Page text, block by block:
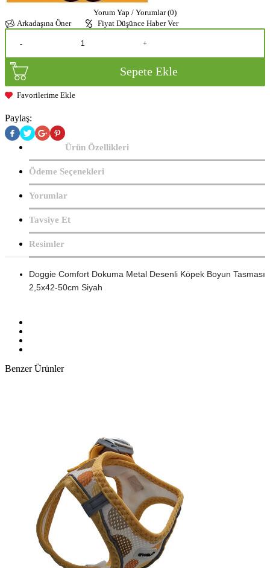
Yorum Yap / Yorumlar (0)
Arkadaşına Öner
Fiyat Düşünce Haber Ver
- +
Sepete Ekle
Favorilerime Ekle
Paylaş:
Ürün Özellikleri
Ödeme Seçenekleri
Yorumlar
Tavsiye Et
Resimler
Doggie Comfort Dokuma Metal Desenli Köpek Boyun Tasması
2,5x42-50cm Siyah
Benzer Ürünler